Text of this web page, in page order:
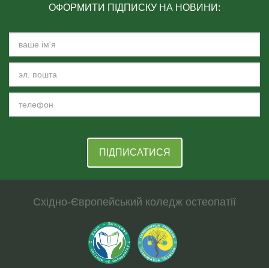
ОФОРМИТИ ПІДПИСКУ НА НОВИНИ:
ПІДПИСАТИСЯ
Східно-Європейський коледж остеопатії